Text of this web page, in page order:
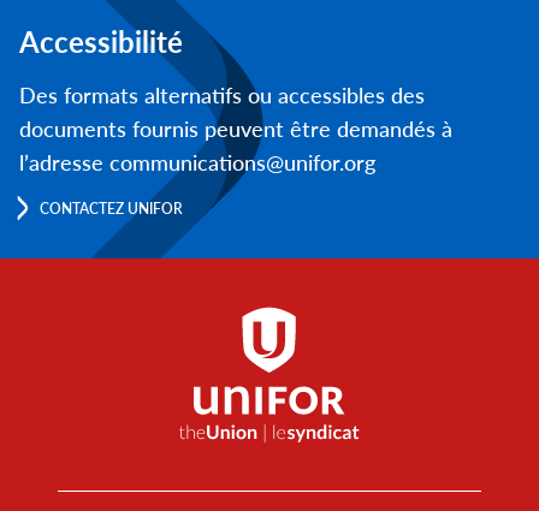
Accessibilité
Des formats alternatifs ou accessibles des
documents fournis peuvent être demandés à
l’adresse communications@unifor.org
CONTACTEZ UNIFOR